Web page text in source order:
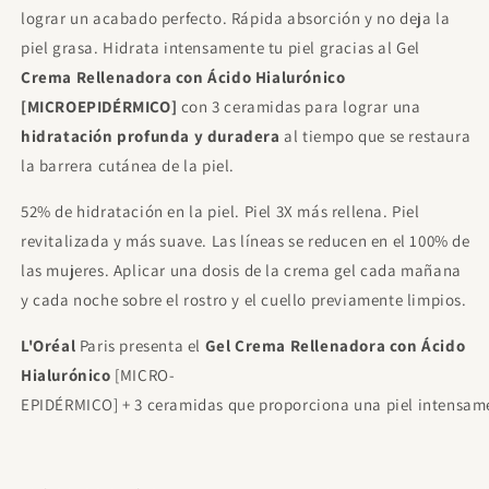
lograr un acabado perfecto. Rápida absorción y no deja la
piel grasa. Hidrata intensamente tu piel gracias al Gel
Crema Rellenadora con Ácido Hialurónico
[MICROEPIDÉRMICO] con 3 ceramidas para lograr una
hidratación profunda y duradera al tiempo que se restaura
la barrera cutánea de la piel.
52% de hidratación en la piel. Piel 3X más rellena. Piel
revitalizada y más suave. Las líneas se reducen en el 100% de
las mujeres. Aplicar una dosis de la crema gel cada mañana
y cada noche sobre el rostro y el cuello previamente limpios.
L'Oréal Paris presenta el Gel Crema Rellenadora con Ácido
Hialurónico [MICRO-
EPIDÉRMICO] + 3 ceramidas que proporciona una piel